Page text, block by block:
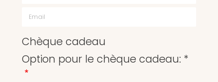
Chèque cadeau
Option pour le chèque cadeau: *